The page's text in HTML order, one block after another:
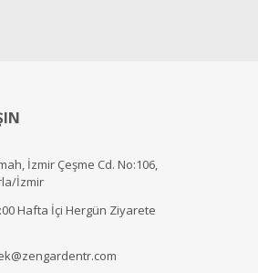
İzmir Çeşme Cd. No:106,
İzmir
Hafta İçi Hergün Ziyarete